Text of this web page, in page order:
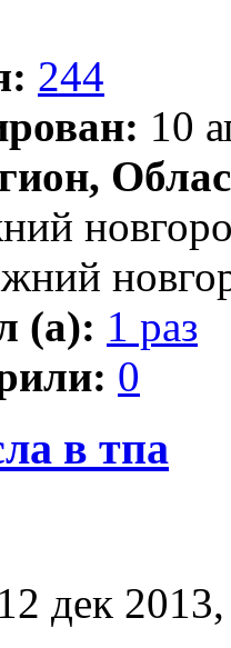
244
10
(а): 1 раз
0
в тпа
12 дек